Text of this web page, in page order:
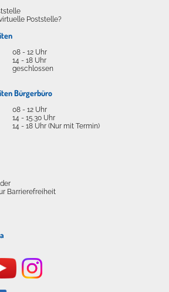
Poststelle?
08 - 12 Uhr
14 - 18 Uhr
geschlossen
Bürgerbüro
08 - 12 Uhr
14 - 15.30 Uhr
14 - 18 Uhr (Nur mit Termin)
Barrierefreiheit